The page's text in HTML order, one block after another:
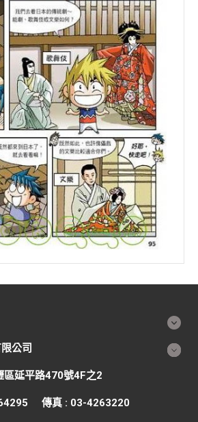
公司
區延平路470號4F之2
傳真 : 03-4263220